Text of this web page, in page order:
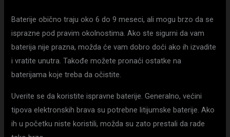
Baterije obično traju oko 6 do 9 meseci, ali mogu brzo da se
isprazne pod pravim okolnostima. Ako ste sigurni da vam
baterija nije prazna, možda će vam dobro doći ako ih izvadite
i vratite unutra. Takođe možete pronaći ostatke na
baterijama koje treba da očistite.
Uverite se da koristite ispravne baterije. Generalno, većini
tipova elektronskih brava su potrebne litijumske baterije. Ako
ih u početku niste koristili, možda su zato prestali da rade